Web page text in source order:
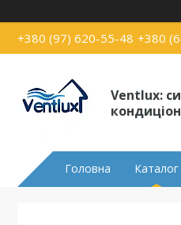
+380 (97) 620-55-48 +380
Ventlux:
Головна Каталог